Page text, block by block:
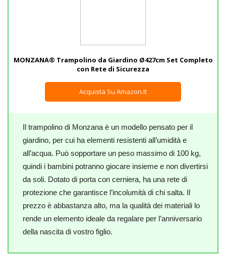
MONZANA® Trampolino da Giardino Ø427cm Set Completo
con Rete di Sicurezza
Acquista Su Amazon.it
Il trampolino di Monzana è un modello pensato per il
giardino, per cui ha elementi resistenti all’umidità e
all’acqua. Può sopportare un peso massimo di 100 kg,
quindi i bambini potranno giocare insieme e non divertirsi
da soli. Dotato di porta con cerniera, ha una rete di
protezione che garantisce l’incolumità di chi salta. Il
prezzo è abbastanza alto, ma la qualità dei materiali lo
rende un elemento ideale da regalare per l’anniversario
della nascita di vostro figlio.